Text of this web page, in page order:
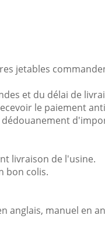
jetables
et du délai de
le paiement
livraison de l'usine.
bon colis.
anglais, manuel en